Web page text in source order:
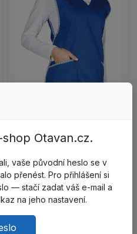
ŠATOVÁ Zástěra- tmavě
Otavan.cz.
vaše původní heslo se v
přenést. Pro přihlášení si
— stačí zadat váš e-mail a
na jeho nastavení.